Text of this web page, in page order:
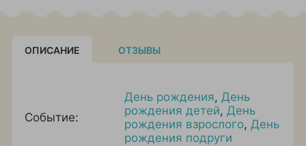
ОПИСАНИЕ ОТЗЫВЫ
Событие:
День рождения, День
рождения детей, День
рождения взрослого, День
рождения подруги